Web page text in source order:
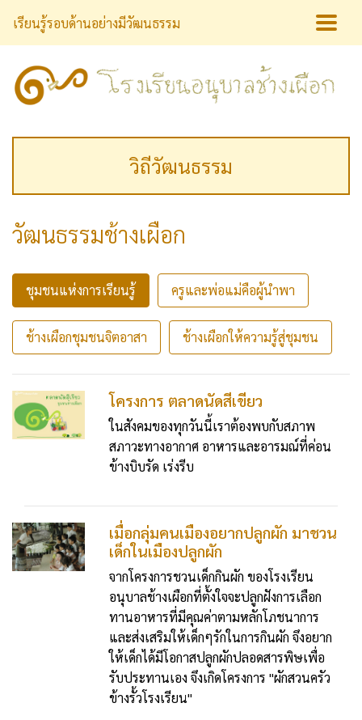
เรียนรู้รอบด้านอย่างมีวัฒนธรรม
วิถีวัฒนธรรม
วัฒนธรรมช้างเผือก
ชุมชนแห่งการเรียนรู้ ครูและพ่อแม่คือผู้นำพา
ช้างเผือกชุมชนจิตอาสา ช้างเผือกให้ความรู้สู่ชุมชน
โครงการ ตลาดนัดสีเขียว
ในสังคมของทุกวันนี้เราต้องพบกับสภาพ
สภาวะทางอากาศ อาหารและอารมณ์ที่ค่อน
ข้างบิบรัด เร่งรีบ
เมื่อกลุ่มคนเมืองอยากปลูกผัก มาชวน
เด็กในเมืองปลูกผัก
จากโครงการชวนเด็กกินผัก ของโรงเรียน
อนุบาลช้างเผือกที่ตั้งใจจะปลูกฝังการเลือก
ทานอาหารที่มีคุณค่าตามหลักโภชนาการ
และส่งเสริมให้เด็กๆรักในการกินผัก จึงอยาก
ให้เด็กได้มีโอกาสปลูกผักปลอดสารพิษเพื่อ
รับประทานเอง จึงเกิดโครงการ "ผักสวนครัว
ข้างรั้วโรงเรียน"